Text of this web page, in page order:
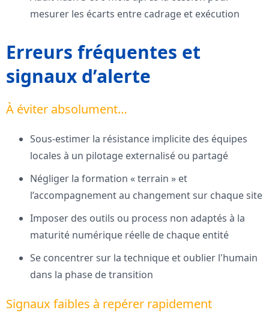
mesurer les écarts entre cadrage et exécution
Erreurs fréquentes et
signaux d’alerte
À éviter absolument…
Sous-estimer la résistance implicite des équipes
locales à un pilotage externalisé ou partagé
Négliger la formation « terrain » et
l’accompagnement au changement sur chaque site
Imposer des outils ou process non adaptés à la
maturité numérique réelle de chaque entité
Se concentrer sur la technique et oublier l'humain
dans la phase de transition
Signaux faibles à repérer rapidement